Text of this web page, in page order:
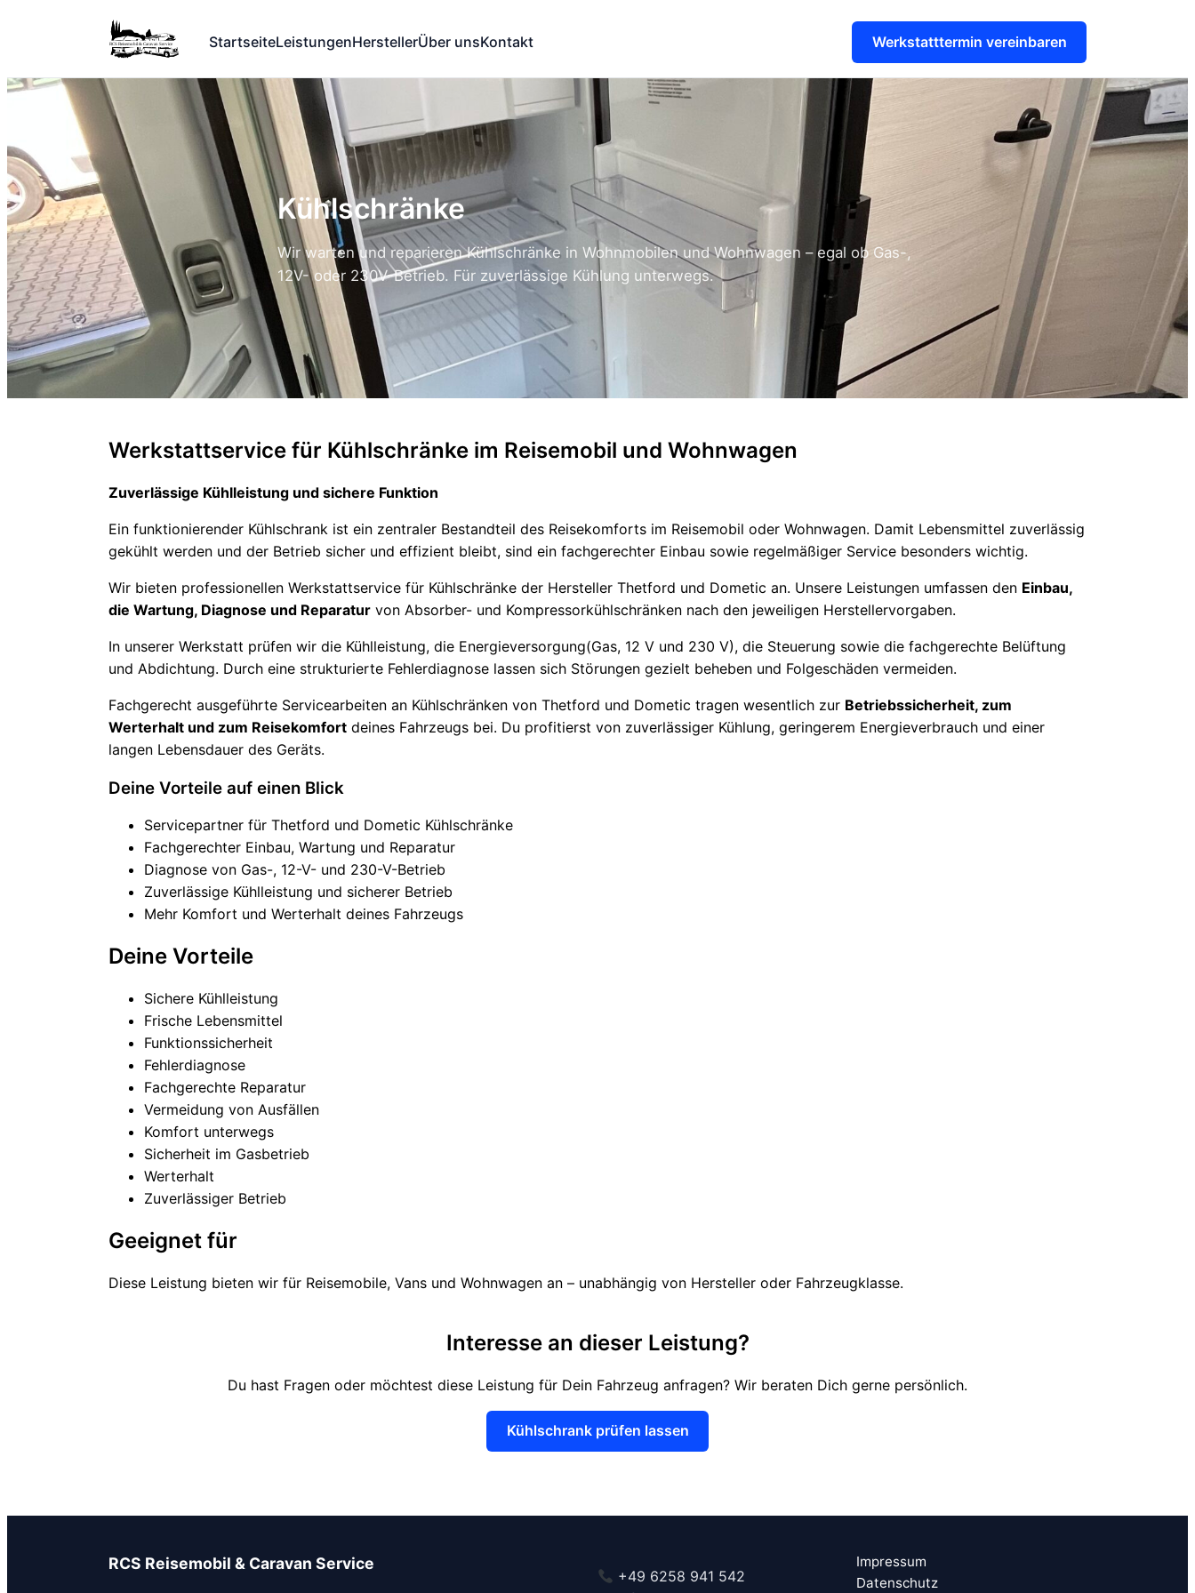
StartseiteLeistungenHerstellerÜber unsKontakt Werkstatttermin vereinbaren
Kühlschränke
Wir warten und reparieren Kühlschränke in Wohnmobilen und Wohnwagen – egal ob Gas-,
12V- oder 230V-Betrieb. Für zuverlässige Kühlung unterwegs.
Werkstattservice für Kühlschränke im Reisemobil und Wohnwagen
Zuverlässige Kühlleistung und sichere Funktion
Ein funktionierender Kühlschrank ist ein zentraler Bestandteil des Reisekomforts im Reisemobil oder Wohnwagen. Damit Lebensmittel zuverlässig
gekühlt werden und der Betrieb sicher und effizient bleibt, sind ein fachgerechter Einbau sowie regelmäßiger Service besonders wichtig.
Wir bieten professionellen Werkstattservice für Kühlschränke der Hersteller Thetford und Dometic an. Unsere Leistungen umfassen den Einbau,
die Wartung, Diagnose und Reparatur von Absorber- und Kompressorkühlschränken nach den jeweiligen Herstellervorgaben.
In unserer Werkstatt prüfen wir die Kühlleistung, die Energieversorgung(Gas, 12 V und 230 V), die Steuerung sowie die fachgerechte Belüftung
und Abdichtung. Durch eine strukturierte Fehlerdiagnose lassen sich Störungen gezielt beheben und Folgeschäden vermeiden.
Fachgerecht ausgeführte Servicearbeiten an Kühlschränken von Thetford und Dometic tragen wesentlich zur Betriebssicherheit, zum
Werterhalt und zum Reisekomfort deines Fahrzeugs bei. Du profitierst von zuverlässiger Kühlung, geringerem Energieverbrauch und einer
langen Lebensdauer des Geräts.
Deine Vorteile auf einen Blick
Servicepartner für Thetford und Dometic Kühlschränke
Fachgerechter Einbau, Wartung und Reparatur
Diagnose von Gas-, 12-V- und 230-V-Betrieb
Zuverlässige Kühlleistung und sicherer Betrieb
Mehr Komfort und Werterhalt deines Fahrzeugs
Deine Vorteile
Sichere Kühlleistung
Frische Lebensmittel
Funktionssicherheit
Fehlerdiagnose
Fachgerechte Reparatur
Vermeidung von Ausfällen
Komfort unterwegs
Sicherheit im Gasbetrieb
Werterhalt
Zuverlässiger Betrieb
Geeignet für
Diese Leistung bieten wir für Reisemobile, Vans und Wohnwagen an – unabhängig von Hersteller oder Fahrzeugklasse.
Interesse an dieser Leistung?
Du hast Fragen oder möchtest diese Leistung für Dein Fahrzeug anfragen? Wir beraten Dich gerne persönlich.
Kühlschrank prüfen lassen
RCS Reisemobil & Caravan Service
+49 6258 941 542
Impressum
Datenschutz